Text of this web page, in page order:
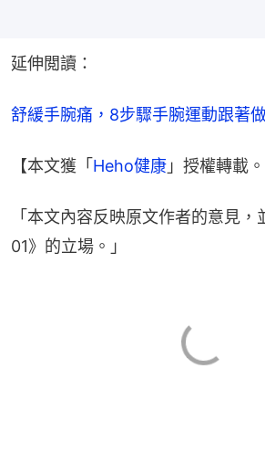
延伸閲讀：
舒緩手腕痛，8步驟手腕運動跟著做
【本文獲「 Heho健康 」授權轉載。
「本文內容反映原文作者的意見
01》的立場。」